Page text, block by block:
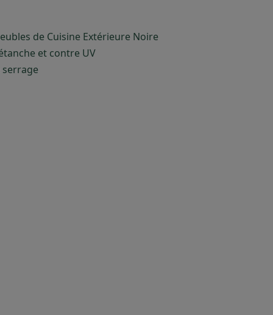
de Cuisine Extérieure Noire
et contre UV
serrage